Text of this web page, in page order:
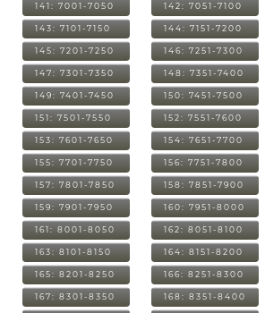
141: 7001-7050 142: 7051-7100
143: 7101-7150 144: 7151-7200
145: 7201-7250 146: 7251-7300
147: 7301-7350 148: 7351-7400
149: 7401-7450 150: 7451-7500
151: 7501-7550 152: 7551-7600
153: 7601-7650 154: 7651-7700
155: 7701-7750 156: 7751-7800
157: 7801-7850 158: 7851-7900
159: 7901-7950 160: 7951-8000
161: 8001-8050 162: 8051-8100
163: 8101-8150 164: 8151-8200
165: 8201-8250 166: 8251-8300
167: 8301-8350 168: 8351-8400